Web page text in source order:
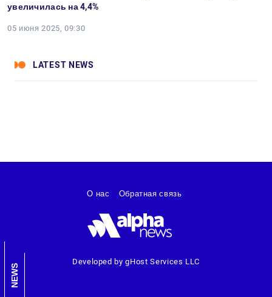
увеличилась на 4,4%
05 июня 2025, 09:30
LATEST NEWS
NEWS
Developed by gHost Services LLC
О нас Обратная связь